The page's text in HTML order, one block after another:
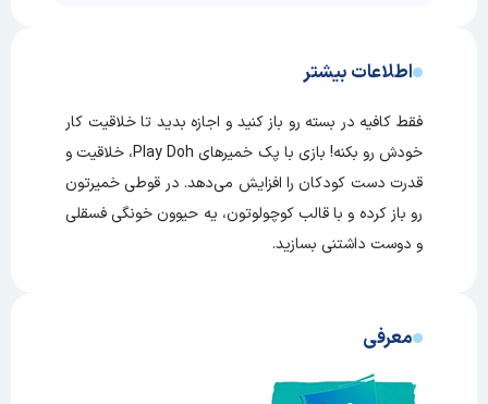
اطلاعات بیشتر
فقط کافیه در بسته رو باز کنید و اجازه بدید تا خلاقیت کار
خودش رو بکنه! بازی با پک خمیرهای Play Doh، خلاقیت و
قدرت دست‌ کودکان را افزایش می‌دهد. در قوطی خمیرتون
رو باز کرده و با قالب کوچولوتون، یه حیوون خونگی فسقلی
و دوست داشتنی بسازید.
معرفی